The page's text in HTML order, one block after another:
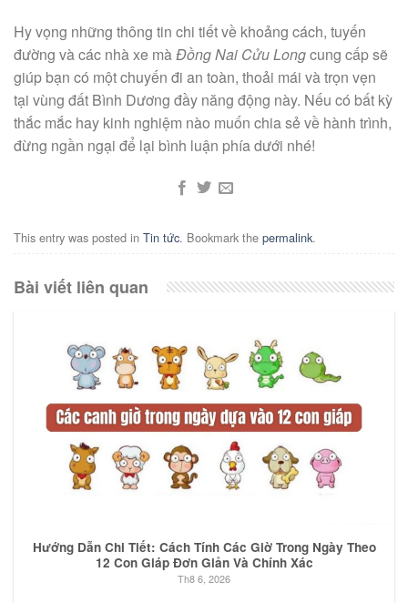
Hy vọng những thông tin chi tiết về khoảng cách, tuyến
đường và các nhà xe màĐồng Nai Cửu Longcung cấp sẽ
giúp bạn có một chuyến đi an toàn, thoải mái và trọn vẹn
tại vùng đất Bình Dương đầy năng động này. Nếu có bất kỳ
thắc mắc hay kinh nghiệm nào muốn chia sẻ về hành trình,
đừng ngần ngại để lại bình luận phía dưới nhé!
This entry was posted in Tin tức. Bookmark the permalink.
Bài viết liên quan
Hướng Dẫn Chi Tiết: Cách Tính Các Giờ Trong Ngày Theo
12 Con Giáp Đơn Giản Và Chính Xác
Th8 6, 2026